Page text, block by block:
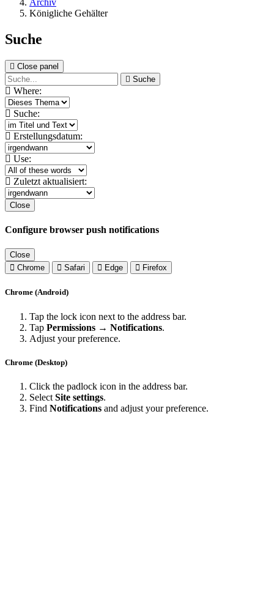
Königliche Gehälter
Suche
Close panel
Suche
Where:
Suche:
Erstellungsdatum:
Use:
Zuletzt aktualisiert:
Close
Configure browser push notifications
Close
Chrome
Safari Edge Firefox
Chrome (Android)
Tap the lock icon next to the address bar.
Tap Permissions → Notifications.
Adjust your preference.
Chrome (Desktop)
Click the padlock icon in the address bar.
Select Site settings.
Find Notifications and adjust your preference.